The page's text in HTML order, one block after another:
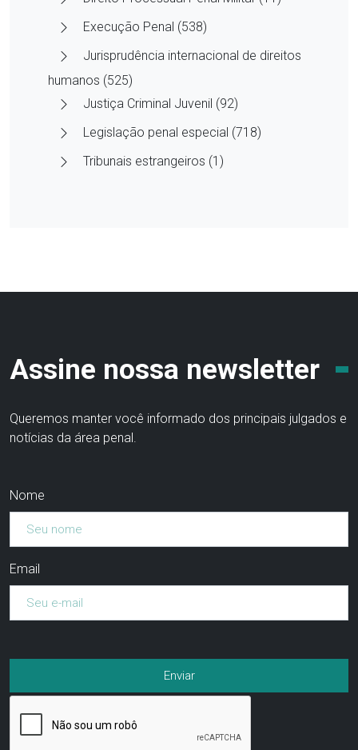
Execução Penal (538)
Jurisprudência internacional de direitos
humanos (525)
Justiça Criminal Juvenil (92)
Legislação penal especial (718)
Tribunais estrangeiros (1)
Assine nossa newsletter
Queremos manter você informado dos principais julgados e
notícias da área penal.
Nome
Email